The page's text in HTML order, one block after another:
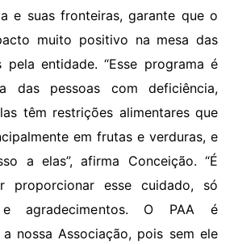
e suas fronteiras, garante que o
muito positivo na mesa das
pela entidade. “Esse programa é
das pessoas com deficiência,
têm restrições alimentares que
em frutas e verduras, e
a elas”, afirma Conceição. “É
proporcionar esse cuidado, só
agradecimentos. O PAA é
nossa Associação, pois sem ele